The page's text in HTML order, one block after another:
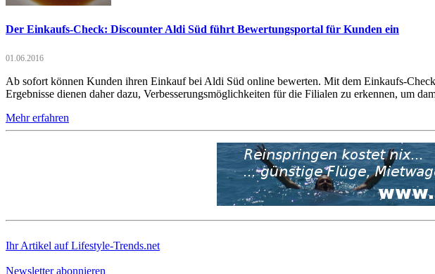
Der Einkaufs-Check: Discounter Aldi Süd führt Bewertungsportal für Kunden ein
01.06.2016
Ab sofort können Kunden ihren Einkauf bei Aldi Süd online bewerten. Mit dem Einkaufs-
Ergebnisse dienen daher dazu, Verbesserungsmöglichkeiten für die Filialen zu erkennen, um
Mehr erfahren
Ihr Artikel auf Lifestyle-Trends.net
Newsletter abonnieren